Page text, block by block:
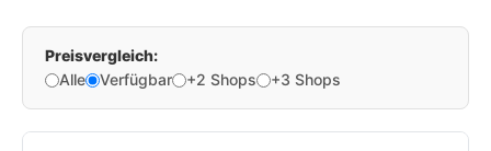
Preisvergleich:
Alle
Verfügbar +2 Shops +3 Shops